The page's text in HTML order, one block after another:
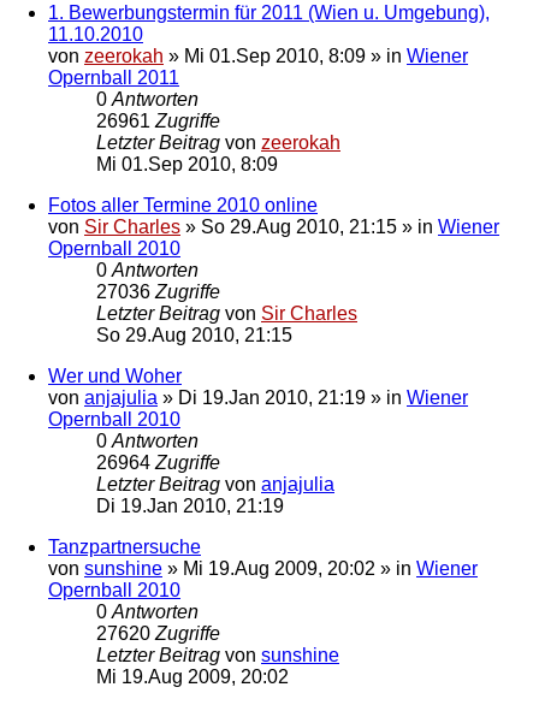
1. Bewerbungstermin für 2011 (Wien u. Umgebung),
11.10.2010
von zeerokah » Mi 01.Sep 2010, 8:09 » in Wiener
Opernball 2011
0 Antworten
26961 Zugriffe
Letzter Beitrag von zeerokah
Mi 01.Sep 2010, 8:09
Fotos aller Termine 2010 online
von Sir Charles » So 29.Aug 2010, 21:15 » in Wiener
Opernball 2010
0 Antworten
27036 Zugriffe
Letzter Beitrag von Sir Charles
So 29.Aug 2010, 21:15
Wer und Woher
von anjajulia » Di 19.Jan 2010, 21:19 » in Wiener
Opernball 2010
0 Antworten
26964 Zugriffe
Letzter Beitrag von anjajulia
Di 19.Jan 2010, 21:19
Tanzpartnersuche
von sunshine » Mi 19.Aug 2009, 20:02 » in Wiener
Opernball 2010
0 Antworten
27620 Zugriffe
Letzter Beitrag von sunshine
Mi 19.Aug 2009, 20:02